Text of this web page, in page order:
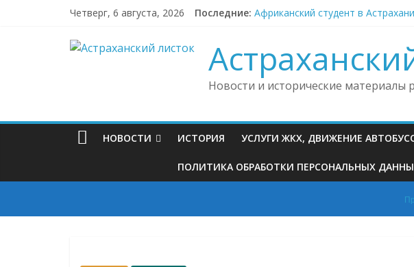
Четверг, 6 августа, 2026 Последние: Африканский студент в
В Астрахани организуют модное
В районной больнице под
Новости и исторические материалы
НОВОСТИ ИСТОРИЯ УСЛУГИ ЖКХ, ДВИЖЕНИЕ
ПОЛИТИКА ОБРАБОТКИ ПЕРСОНАЛЬНЫХ